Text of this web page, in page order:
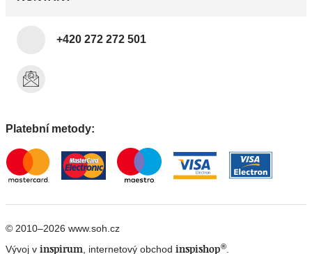
+420 272 272 501
Platební metody:
© 2010–2026 www.soh.cz
Vývoj v inspirum , internetový obchod inspishop®